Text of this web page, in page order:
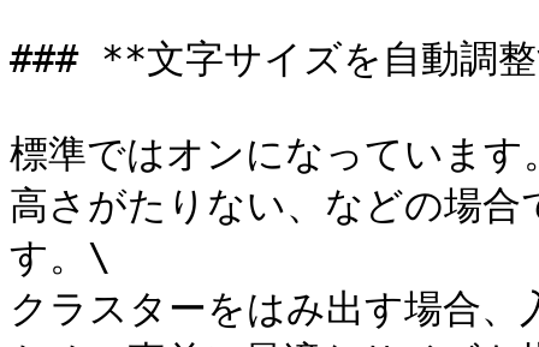
### **文字サイズを自動調
標準ではオンになっていま
高さがたりない、などの場
す。\
クラスターをはみ出す場合